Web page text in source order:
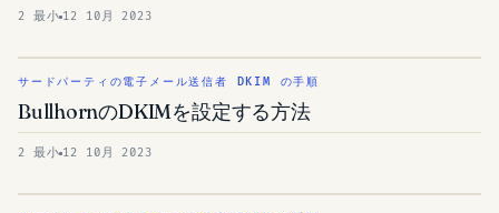
2 最小 12 10月 2023
サードパーティの電子メール送信者 DKIM の手順
BullhornのDKIMを設定する方法
2 最小 12 10月 2023